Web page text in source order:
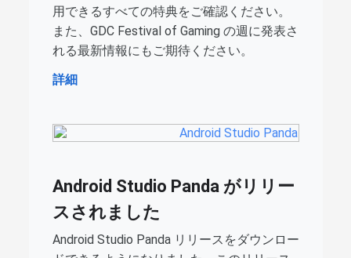
用できるすべての特典をご確認ください。
また、GDC Festival of Gaming の週に発表さ
れる最新情報にもご期待ください。
詳細
Android Studio Panda がリリー
スされました
Android Studio Panda リリースをダウンロー